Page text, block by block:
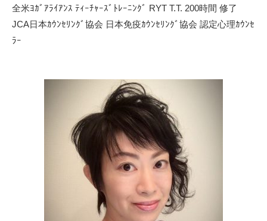
全米ﾖｶﾞｱﾗｲｱﾝｽ ﾃｨｰﾁｬｰｽﾞﾄﾚｰﾆﾝｸﾞ RYT T.T. 200時間 修了
JCA日本ｶｳﾝｾﾘﾝｸﾞ協会 日本免疫ｶｳﾝｾﾘﾝｸﾞ協会 認定心理ｶｳﾝｾ
ﾗｰ